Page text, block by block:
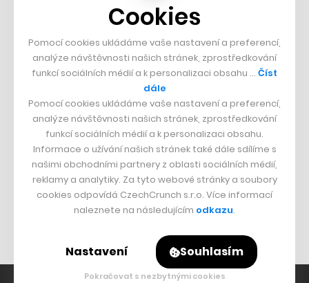
PŘÍBĚHY Z GASTRA
Boční projekt, co se zvrtnul
Francouzský šéfkuchař na Šumavě
Dva golfisti, co pečou
DESIGN
Bomma není tichá
Originální hodinky
Nábytek z betonu
Cookies
Pomocí cookies ukládáme vaše nastavení a preferencí,
analýze návštěvnosti našich stránek, zprostředkování
funkcí sociálních médií a k personalizaci obsahu … Číst
dále
Pomocí cookies ukládáme vaše nastavení a preferencí,
analýze návštěvnosti našich stránek, zprostředkování
funkcí sociálních médií a k personalizaci obsahu.
Informace o užívání našich stránek také dále sdílíme s
našimi obchodními partnery z oblasti sociálních médií,
reklamy a analytiky. Za tyto webové stránky a soubory
cookies odpovídá CzechCrunch s.r.o. Více informací
naleznete na následujícím odkazu.
Nastavení Souhlasím
Pokračovat s nezbytnými cookies